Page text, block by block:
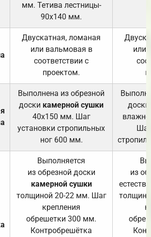
мм. Тетива лестницы-
90х140 мм.
Двускатная, ломаная
или вальмовая в
соответствии с
проектом.
или
Выполнена из обрезной
доски камерной сушки
40х150 мм. Шаг
установки стропильных
ног 600 мм.
доски
Выполняется
из обрезной доски
камерной сушки
толщиной 20-22 мм. Шаг
крепления
обрешетки 300 мм.
Контробрешётка
из